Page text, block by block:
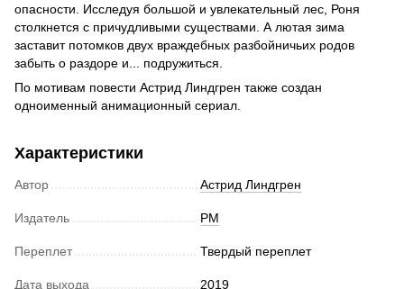
опасности. Исследуя большой и увлекательный лес, Роня
столкнется с причудливыми существами. А лютая зима
заставит потомков двух враждебных разбойничьих родов
забыть о раздоре и... подружиться.
По мотивам повести Астрид Линдгрен также создан
одноименный анимационный сериал.
Характеристики
Автор Астрид Линдгрен
Издатель РМ
Переплет Твердый переплет
Дата выхода 2019